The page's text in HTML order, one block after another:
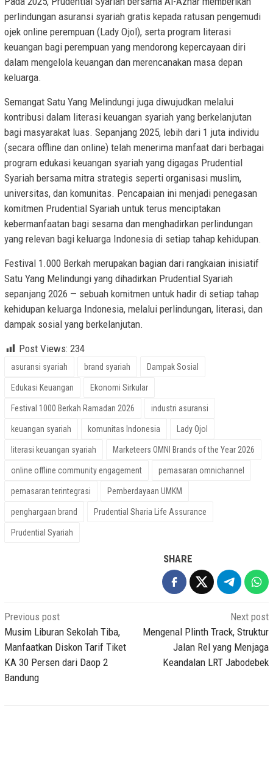
perlindungan asuransi syariah gratis kepada ratusan pengemudi
ojek online perempuan (Lady Ojol), serta program literasi
keuangan bagi perempuan yang mendorong kepercayaan diri
dalam mengelola keuangan dan merencanakan masa depan
keluarga.
Semangat Satu Yang Melindungi juga diwujudkan melalui
kontribusi dalam literasi keuangan syariah yang berkelanjutan
bagi masyarakat luas. Sepanjang 2025, lebih dari 1 juta individu
(secara offline dan online) telah menerima manfaat dari berbagai
program edukasi keuangan syariah yang digagas Prudential
Syariah bersama mitra strategis seperti organisasi muslim,
universitas, dan komunitas. Pencapaian ini menjadi penegasan
komitmen Prudential Syariah untuk terus menciptakan
kebermanfaatan bagi sesama dan menghadirkan perlindungan
yang relevan bagi keluarga Indonesia di setiap tahap kehidupan.
Festival 1.000 Berkah merupakan bagian dari rangkaian inisiatif
Satu Yang Melindungi yang dihadirkan Prudential Syariah
sepanjang 2026 — sebuah komitmen untuk hadir di setiap tahap
kehidupan keluarga Indonesia, melalui perlindungan, literasi, dan
dampak sosial yang berkelanjutan.
Post Views: 234
asuransi syariah brand syariah Dampak Sosial
Edukasi Keuangan Ekonomi Sirkular
Festival 1000 Berkah Ramadan 2026 industri asuransi
keuangan syariah komunitas Indonesia Lady Ojol
literasi keuangan syariah Marketeers OMNI Brands of the Year 2026
online offline community engagement pemasaran omnichannel
pemasaran terintegrasi Pemberdayaan UMKM
penghargaan brand Prudential Sharia Life Assurance
Prudential Syariah
SHARE
Post
navigation
Previous post
Musim Liburan Sekolah Tiba,
Manfaatkan Diskon Tarif Tiket
KA 30 Persen dari Daop 2
Bandung
Next post
Mengenal Plinth Track, Struktur
Jalan Rel yang Menjaga
Keandalan LRT Jabodebek